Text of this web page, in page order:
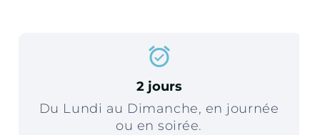
alarm_on
2 jours
Du Lundi au Dimanche, en journée
ou en soirée.